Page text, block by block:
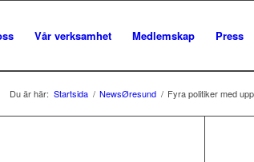
Vår verksamhet Medlemskap Press
Du är här: Startsida / NewsØresund / Fyra politiker med